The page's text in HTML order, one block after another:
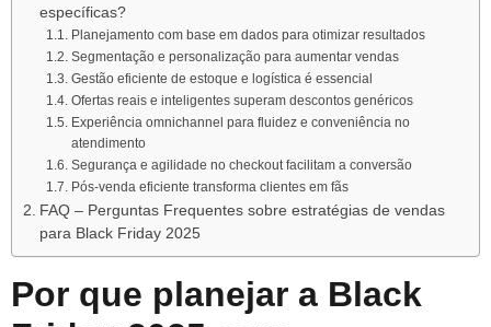
específicas?
Planejamento com base em dados para otimizar resultados
Segmentação e personalização para aumentar vendas
Gestão eficiente de estoque e logística é essencial
Ofertas reais e inteligentes superam descontos genéricos
Experiência omnichannel para fluidez e conveniência no
atendimento
Segurança e agilidade no checkout facilitam a conversão
Pós-venda eficiente transforma clientes em fãs
FAQ – Perguntas Frequentes sobre estratégias de vendas
para Black Friday 2025
Por que planejar a Black